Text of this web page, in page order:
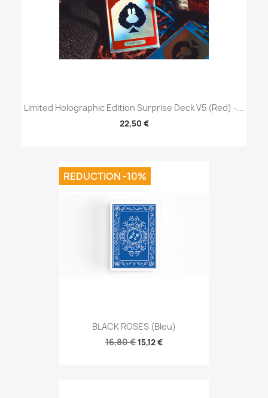
Limited Holographic Edition Surprise Deck V5 (Red) -...
22,50 €
BLACK ROSES (Bleu)
16,80 €15,12 €
REDUCTION -10%